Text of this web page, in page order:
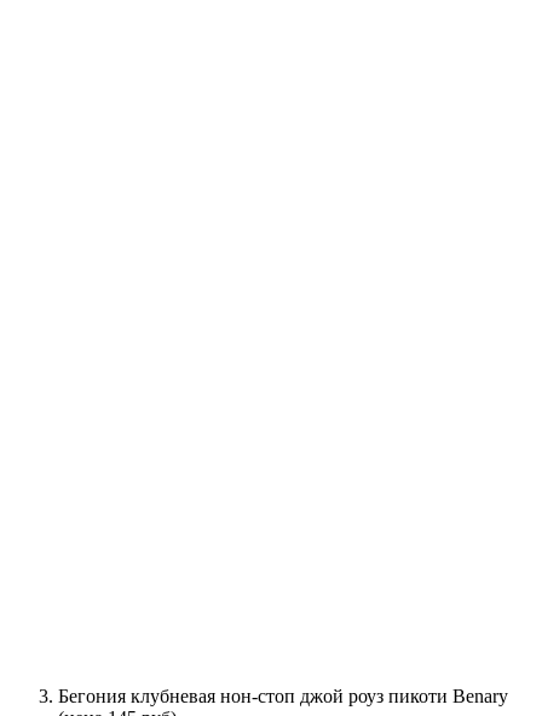
Бегония клубневая нон-стоп джой роуз пикоти Benary